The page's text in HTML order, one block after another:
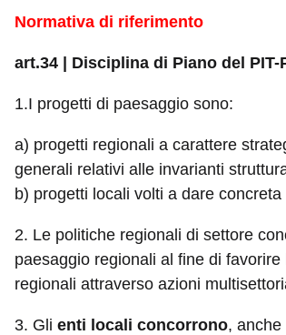
Normativa di riferimento
art.34 | Disciplina di Piano del PIT-
1.I progetti di paesaggio sono:
a) progetti regionali a carattere
generali relativi alle invarianti
b) progetti locali volti a dare
2. Le politiche regionali di settore
paesaggio regionali al fine di
regionali attraverso azioni
3. Gli enti locali concorrono, anche